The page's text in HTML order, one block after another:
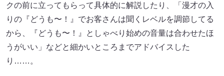
クの前に立ってもらって具体的に解説したり、「漫才の入
りの『どうも〜！』でお客さんは聞くレベルを調節してる
から、『どうも〜！』としゃべり始めの音量は合わせたほ
うがいい」などと細かいところまでアドバイスした
り……。